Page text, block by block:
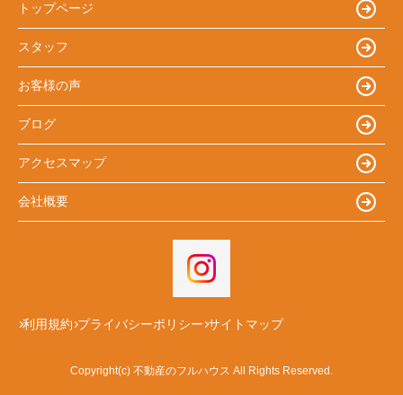
トップページ
スタッフ
お客様の声
ブログ
アクセスマップ
会社概要
利用規約 プライバシーポリシー サイトマップ
Copyright(c) 不動産のフルハウス All Rights Reserved.